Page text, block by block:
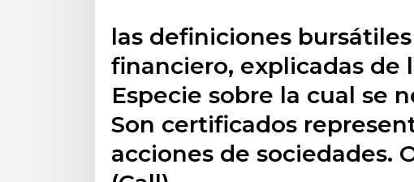
las definiciones
financiero, explicadas de
Especie sobre la cual se
Son certificados
acciones de sociedades.